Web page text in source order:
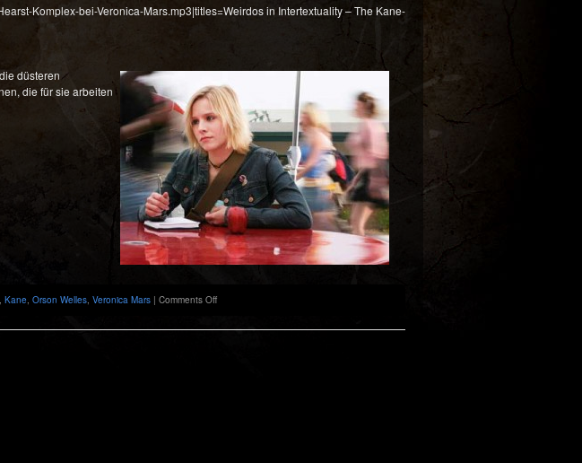
Komplex-bei-Veronica-Mars.mp3|titles=Weirdos in Intertextuality – The Kane-
düsteren
die für sie arbeiten
, Kane, Orson Welles, Veronica Mars | Comments Offon